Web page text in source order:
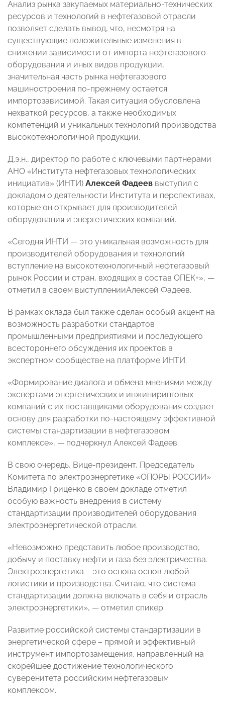
Анализ рынка закупаемых материально-технических
ресурсов и технологий в нефтегазовой отрасли
позволяет сделать вывод, что, несмотря на
существующие положительные изменения в
снижении зависимости от импорта нефтегазового
оборудования и иных видов продукции,
значительная часть рынка нефтегазового
машиностроения по-прежнему остается
импортозависимой. Такая ситуация обусловлена
нехваткой ресурсов, а также необходимых
компетенций и уникальных технологий производства
высокотехнологичной продукции.
Д.э.н., директор по работе с ключевыми партнерами
АНО «Института нефтегазовых технологических
инициатив» (ИНТИ) Алексей Фадеев выступил с
докладом о деятельности Института и перспективах,
которые он открывает для производителей
оборудования и энергетических компаний.
«Сегодня ИНТИ — это уникальная возможность для
производителей оборудования и технологий
вступление на высокотехнологичный нефтегазовый
рынок России и стран, входящих в состав ОПЕК+», —
отметил в своем выступленииАлексей Фадеев.
В рамках оклада был также сделан особый акцент на
возможность разработки стандартов
промышленными предприятиями и последующего
всестороннего обсуждения их проектов в
экспертном сообществе на платформе ИНТИ.
«Формирование диалога и обмена мнениями между
экспертами энергетических и инжиниринговых
компаний с их поставщиками оборудования создает
основу для разработки по-настоящему эффективной
системы стандартизации в нефтегазовом
комплексе», — подчеркнул Алексей Фадеев.
В свою очередь, Вице-президент, Председатель
Комитета по электроэнергетике «ОПОРЫ РОССИИ»
Владимир Гриценко в своем докладе отметил
особую важность внедрения в систему
стандартизации производителей оборудования
электроэнергетической отрасли.
«Невозможно представить любое производство,
добычу и поставку нефти и газа без электричества.
Электроэнергетика – это основа основ любой
логистики и производства. Считаю, что система
стандартизации должна включать в себя и отрасль
электроэнергетики», — отметил спикер.
Развитие российской системы стандартизации в
энергетической сфере – прямой и эффективный
инструмент импортозамещения, направленный на
скорейшее достижение технологического
суверенитета российским нефтегазовым
комплексом.